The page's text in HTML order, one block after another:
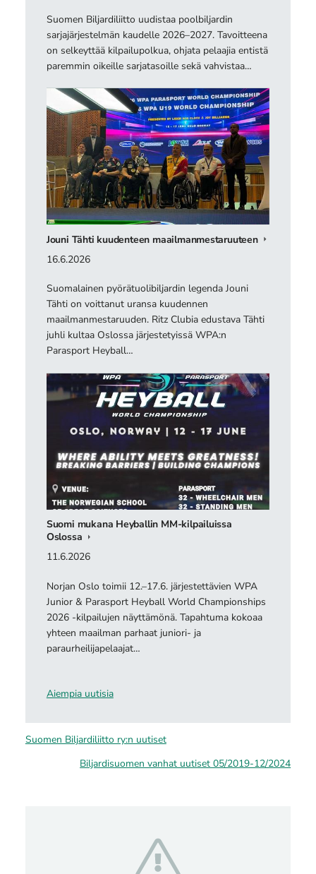
Suomen Biljardiliitto uudistaa poolbiljardin
sarjajärjestelmän kaudelle 2026–2027. Tavoitteena
on selkeyttää kilpailupolkua, ohjata pelaajia entistä
paremmin oikeille sarjatasoille sekä vahvistaa…
Jouni Tähti kuudenteen maailmanmestaruuteen
16.6.2026
Suomalainen pyörätuolibiljardin legenda Jouni
Tähti on voittanut uransa kuudennen
maailmanmestaruuden. Ritz Clubia edustava Tähti
juhli kultaa Oslossa järjestetyissä WPA:n
Parasport Heyball…
Suomi mukana Heyballin MM-kilpailuissa
Oslossa
11.6.2026
Norjan Oslo toimii 12.–17.6. järjestettävien WPA
Junior & Parasport Heyball World Championships
2026 -kilpailujen näyttämönä. Tapahtuma kokoaa
yhteen maailman parhaat juniori- ja
paraurheilijapelaajat…
Aiempia uutisia
Suomen Biljardiliitto ry:n uutiset
Biljardisuomen vanhat uutiset 05/2019-12/2024